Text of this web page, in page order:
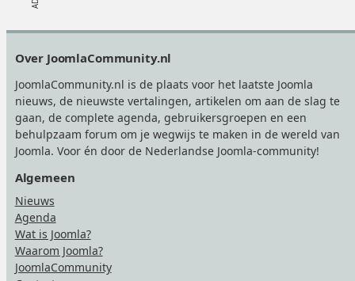
Over JoomlaCommunity.nl
JoomlaCommunity.nl is de plaats voor het laatste Joomla
nieuws, de nieuwste vertalingen, artikelen om aan de slag te
gaan, de complete agenda, gebruikersgroepen en een
behulpzaam forum om je wegwijs te maken in de wereld van
Joomla. Voor én door de Nederlandse Joomla-community!
Algemeen
Nieuws
Agenda
Wat is Joomla?
Waarom Joomla?
JoomlaCommunity